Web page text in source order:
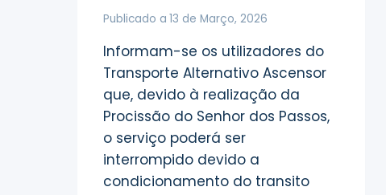
Publicado a 13 de Março, 2026
Informam-se os utilizadores do
Transporte Alternativo Ascensor
que, devido à realização da
Procissão do Senhor dos Passos,
o serviço poderá ser
interrompido devido a
condicionamento do transito